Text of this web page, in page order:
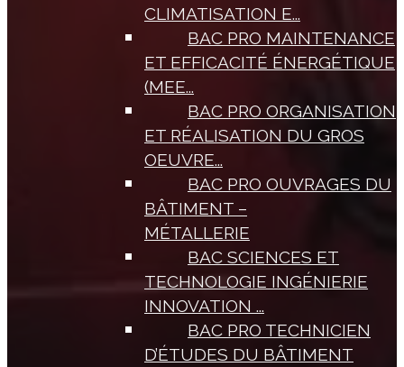
CLIMATISATION E...
BAC PRO MAINTENANCE
ET EFFICACITÉ ÉNERGÉTIQUE
(MEE...
BAC PRO ORGANISATION
ET RÉALISATION DU GROS
OEUVRE...
BAC PRO OUVRAGES DU
BÂTIMENT –
MÉTALLERIE
BAC SCIENCES ET
TECHNOLOGIE INGÉNIERIE
INNOVATION ...
BAC PRO TECHNICIEN
D’ÉTUDES DU BÂTIMENT